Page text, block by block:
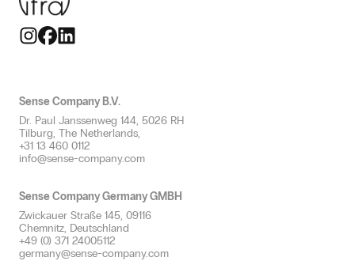
Geschmackvoll
Thematisch
Geruchssicherheit
Allergenfreie Düfte
Effizienter Service durch Duft
Großen Raum
Mehreren Räumen
HLK-Anlagen
Duftkonzept & beratung
Sense Company B.V.
Dr. Paul Janssenweg 144, 5026 RH
Tilburg, The Netherlands,
+31 13 460 0112
info@sense-company.com
Sense Company Germany GMBH
Zwickauer Straße 145, 09116
Chemnitz, Deutschland
+49 (0) 371 24005112
germany@sense-company.com